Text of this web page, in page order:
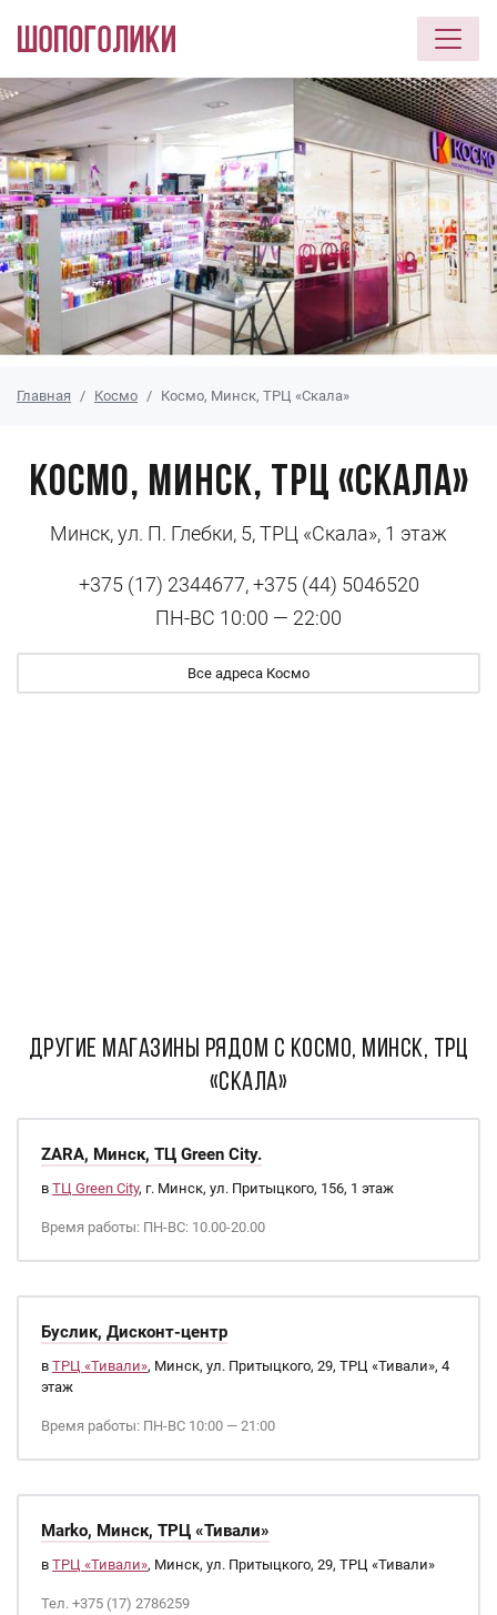
Перейти к основному содержанию
Главная Космо Космо, Минск, ТРЦ «Скала»
Космо, Минск, ТРЦ «Скала»
Минск, ул. П. Глебки, 5, ТРЦ «Скала», 1 этаж
+375 (17) 2344677, +375 (44) 5046520
ПН-ВС 10:00 — 22:00
Все адреса Космо
ДРУГИЕ МАГАЗИНЫ РЯДОМ С Космо, Минск, ТРЦ
«Скала»
ZARA, Минск, ТЦ Green City.
в ТЦ Green City, г. Минск, ул. Притыцкого, 156, 1 этаж
Время работы: ПН-ВС: 10.00-20.00
Буслик, Дисконт-центр
в ТРЦ «Тивали», Минск, ул. Притыцкого, 29, ТРЦ «Тивали», 4
этаж
Время работы: ПН-ВС 10:00 — 21:00
Marko, Минск, ТРЦ «Тивали»
в ТРЦ «Тивали», Минск, ул. Притыцкого, 29, ТРЦ «Тивали»
Тел. +375 (17) 2786259